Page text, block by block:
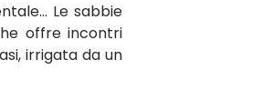
Le sabbie
offre incontri
irrigata da un